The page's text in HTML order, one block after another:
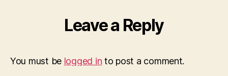
Leave a Reply
You must be logged in to post a comment.